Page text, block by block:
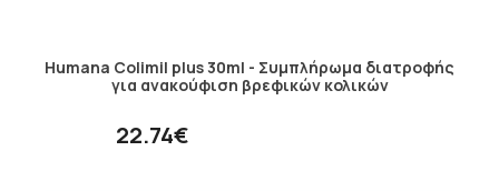
Humana Colimil plus 30ml - Συμπλήρωμα διατροφής
για ανακούφιση βρεφικών κολικών
22.74€